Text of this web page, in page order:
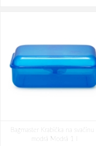
Bagmaster Krabička na svačinu -
modrá Modrá 1 l